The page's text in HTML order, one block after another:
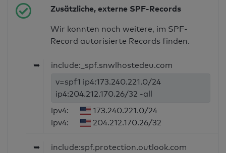
Zusätzliche, externe SPF-Records
Wir konnten noch weitere, im SPF-
Record autorisierte Records finden.
➥
include:_spf.snwlhostedeu.com
v=spf1 ip4:173.240.221.0/24
ip4:204.212.170.26/32 -all
ipv4:
173.240.221.0/24
ipv4:
204.212.170.26/32
➥
include:spf.protection.outlook.com